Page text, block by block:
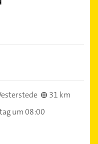
31 km
um 08:00